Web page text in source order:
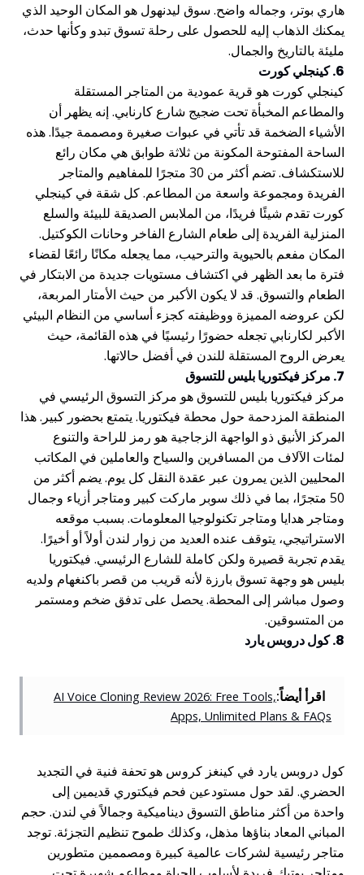
هاري بوتر، وجماله واضح. سوق ليدنهول هو المكان الوحيد الذي
يمكنك الذهاب إليه للحصول على رحلة تسوق تبدو وكأنها حدث،
مليئة بالتاريخ والجمال.
6. كينجلي كورت
كينجلي كورت هو قرية عمودية من المتاجر المستقلة
والمطاعم المخبأة تحت ضجيج شارع كارنابي. إنه يظهر أن
الأشياء الضخمة قد تأتي في عبوات صغيرة ومصممة جيدًا. هذه
الساحة المفتوحة المكونة من ثلاثة طوابق هي مكان رائع
للاستكشاف. تضم أكثر من 30 متجرًا للمفاهيم والمتاجر
الفريدة ومجموعة واسعة من المطاعم. كل شقة في كينجلي
كورت تقدم شيئًا فريدًا، من الملابس الصديقة للبيئة والسلع
المنزلية الفريدة إلى طعام الشارع الفاخر وحانات الكوكتيل.
المكان مفعم بالحيوية والترحيب، مما يجعله مكانًا رائعًا لقضاء
فترة ما بعد الظهر في اكتشاف مستويات جديدة من الابتكار في
الطعام والتسوق. قد لا يكون الأكبر من حيث الأمتار المربعة،
لكن عروضه المميزة ووظيفته كجزء أساسي من النظام البيئي
الأكبر لكارنابي تجعله حضورًا رئيسيًا في هذه القائمة، حيث
يعرض الروح المستقلة للندن في أفضل حالاتها.
7. مركز فيكتوريا بليس للتسوق
مركز فيكتوريا بليس للتسوق هو مركز التسوق الرئيسي في
المنطقة المزدحمة حول محطة فيكتوريا. يتمتع بحضور كبير. هذا
المركز الأنيق ذو الواجهة الزجاجية هو رمز للراحة والتنوع
لمئات الآلاف من المسافرين والسياح والعاملين في المكاتب
المحليين الذين يمرون عبر عقدة النقل كل يوم. يضم أكثر من
50 متجرًا، بما في ذلك سوبر ماركت كبير ومتاجر أزياء وجمال
ومتاجر هدايا ومتاجر تكنولوجيا المعلومات. بسبب موقعه
الاستراتيجي، يتوقف عنده العديد من زوار لندن أولاً أو أخيرًا.
يقدم تجربة قصيرة ولكن كاملة للشارع الرئيسي. فيكتوريا
بليس هو وجهة تسوق بارزة لأنه قريب من قصر باكنغهام ولديه
وصول مباشر إلى المحطة. يحصل على تدفق ضخم ومستمر
من المتسوقين.
8. كول دروبس يارد
اقرأ أيضاً:AI Voice Cloning Review 2026: Free Tools,
Apps, Unlimited Plans & FAQs
كول دروبس يارد في كينغز كروس هو تحفة فنية في التجديد
الحضري. لقد حول مستودعين فحم فيكتوري قديمين إلى
واحدة من أكثر مناطق التسوق ديناميكية وجمالاً في لندن. حجم
المباني المعاد بناؤها مذهل، وكذلك طموح تنظيم التجزئة. توجد
متاجر رئيسية لشركات عالمية كبيرة ومصممين متطورين